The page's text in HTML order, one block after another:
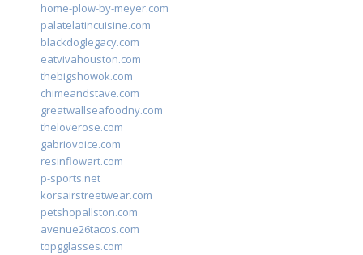
home-plow-by-meyer.com
palatelatincuisine.com
blackdoglegacy.com
eatvivahouston.com
thebigshowok.com
chimeandstave.com
greatwallseafoodny.com
theloverose.com
gabriovoice.com
resinflowart.com
p-sports.net
korsairstreetwear.com
petshopallston.com
avenue26tacos.com
topgglasses.com